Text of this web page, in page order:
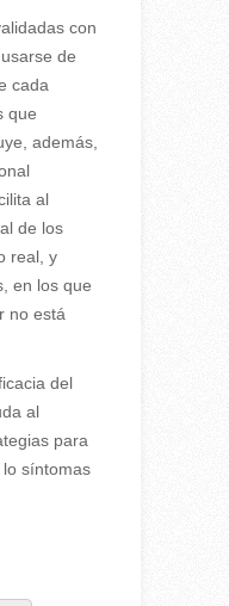
con
de
cada
que
además,
al
de los
real, y
en los que
no está
del
al
para
síntomas